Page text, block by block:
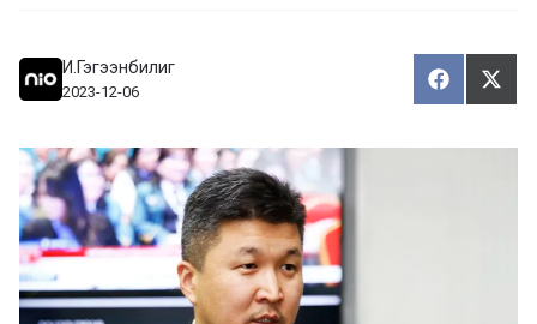
И.Гэгээнбилиг
2023-12-06
Х
у
а
Т
э